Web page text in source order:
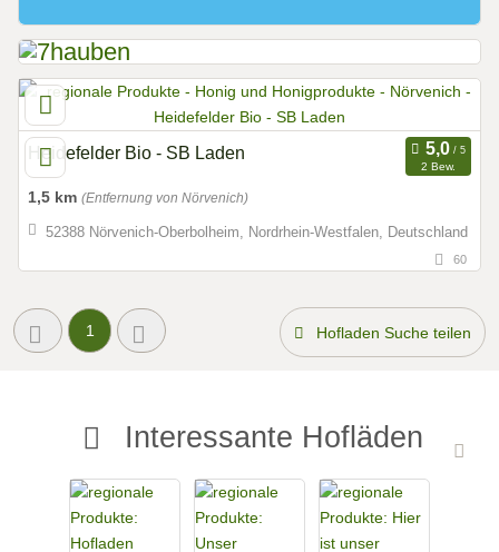
Heidefelder Bio - SB Laden
2 Bew.
1,5 km (Entfernung von Nörvenich)
52388 Nörvenich-Oberbolheim, Nordrhein-Westfalen, Deutschland
60
1 Hofladen Suche teilen
Interessante Hofläden